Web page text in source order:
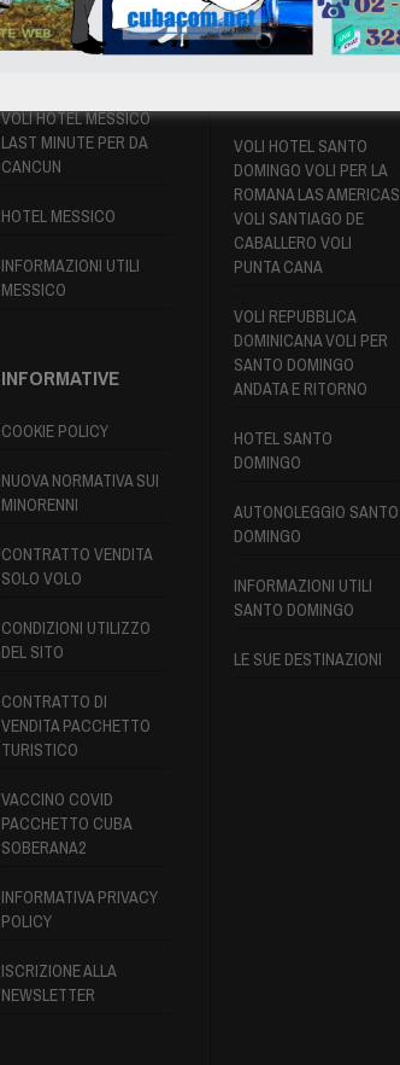
VOLI MESSICO
VOLI HOTEL MESSICO
LAST MINUTE PER DA
CANCUN
HOTEL MESSICO
INFORMAZIONI UTILI
MESSICO
INFORMATIVE
COOKIE POLICY
NUOVA NORMATIVA SUI
MINORENNI
CONTRATTO VENDITA
SOLO VOLO
CONDIZIONI UTILIZZO
DEL SITO
CONTRATTO DI
VENDITA PACCHETTO
TURISTICO
VACCINO COVID
PACCHETTO CUBA
SOBERANA2
INFORMATIVA PRIVACY
POLICY
ISCRIZIONE ALLA
NEWSLETTER
VOLI SANTO
VOLI HOTEL SANTO
DOMINGO VOLI PER LA
ROMANA LAS AMERICAS
VOLI SANTIAGO DE
CABALLERO VOLI
PUNTA CANA
VOLI REPUBBLICA
DOMINICANA VOLI PER
SANTO DOMINGO
ANDATA E RITORNO
HOTEL SANTO
DOMINGO
AUTONOLEGGIO SANTO
DOMINGO
INFORMAZIONI UTILI
SANTO DOMINGO
LE SUE DESTINAZIONI